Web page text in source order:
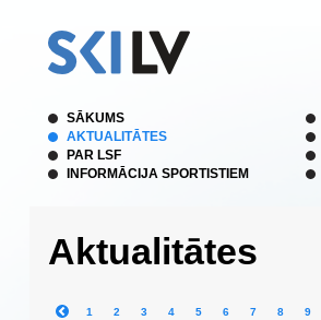
SĀKUMS
AKTUALITĀTES
PAR LSF
INFORMĀCIJA SPORTISTIEM
Aktualitātes
1 2 3 4 5 6 7 8 9